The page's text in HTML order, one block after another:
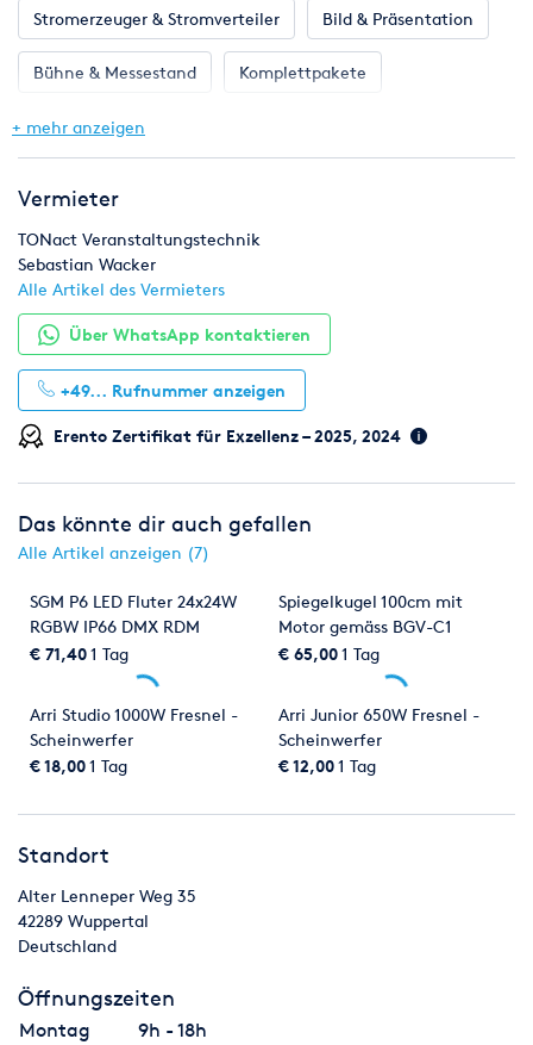
Länge: 800 mm
Breite: 500 mm
Höhe: 600 mm
Leistung
Max. Nebeldauer bei Maximalleistung (ca.): 90 min.
Nebeldauer: Kontinuierlich, automat. Mengenanpassung
Aufheizdauer: Ca. 9 Minuten
Steuerprotokoll: Gerätemenü, DMX
Kompatible Fernsteuerungen: Begrenzte Steueroptionen
DMX-Kanäle: 2 (Menge und Lüfter)
Protokoll: USITT DMX 512 (1990)
Gehäuse: Stahl und Aluminium
Fluidsystem
Tankvolumen: 9, 5 l
Max. Fluidverbrauch: 220 ml / Minute
Orientierung: Floor mount (Horizontal or vertical) or flying kit
Anschlüsse
Spannungsversorgung: 220 - 240 V / 50 Hz
Hauptsicherung (208 - 240 V Netzspannung): Integrierte 16 A
Sicherung
Temperaturen
Maximal zulässige Umgebungstemperatur (Ta): 40° C
Stromerzeuger & Stromverteiler Bild & Präsentation
Bühne & Messestand Komplettpakete
Licht & Effekte
+ mehr anzeigen
Vermieter
TONact Veranstaltungstechnik
Sebastian Wacker
Alle Artikel des Vermieters
Über WhatsApp kontaktieren
+49... Rufnummer anzeigen
Erento Zertifikat für Exzellenz – 2025, 2024
Das könnte dir auch gefallen
Alle Artikel anzeigen (7)
SGM P6 LED Fluter 24x24W
RGBW IP66 DMX RDM
wireless
€ 71,401 Tag
Spiegelkugel 100cm mit
Motor gemäss BGV-C1
€ 65,001 Tag
Arri Studio 1000W Fresnel -
Scheinwerfer
€ 18,001 Tag
Arri Junior 650W Fresnel -
Scheinwerfer
€ 12,001 Tag
Standort
Alter Lenneper Weg 35
42289 Wuppertal
Deutschland
Öffnungszeiten
Montag
9h - 18h